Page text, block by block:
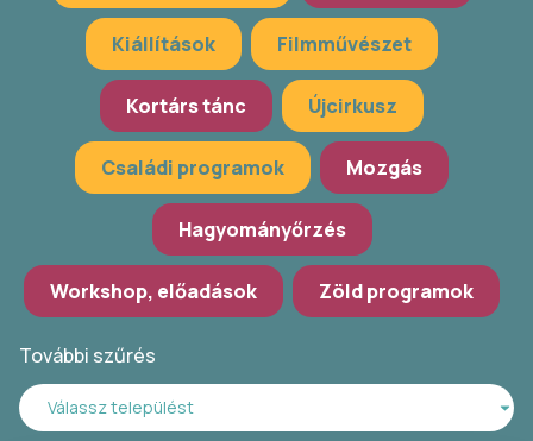
Kiállítások Filmművészet
Kortárs tánc Újcirkusz
Családi programok Mozgás
Hagyományőrzés
Workshop, előadások Zöld programok
További szűrés
Válassz települést